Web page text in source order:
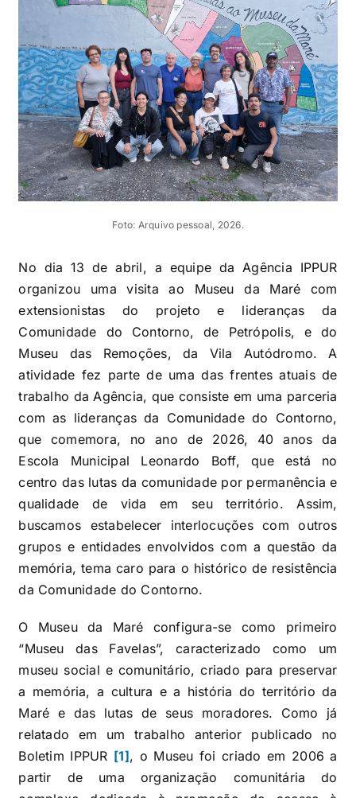
Foto: Arquivo pessoal, 2026.
No dia 13 de abril, a equipe da Agência IPPUR
organizou uma visita ao Museu da Maré com
extensionistas do projeto e lideranças da
Comunidade do Contorno, de Petrópolis, e do
Museu das Remoções, da Vila Autódromo. A
atividade fez parte de uma das frentes atuais de
trabalho da Agência, que consiste em uma parceria
com as lideranças da Comunidade do Contorno,
que comemora, no ano de 2026, 40 anos da
Escola Municipal Leonardo Boff, que está no
centro das lutas da comunidade por permanência e
qualidade de vida em seu território. Assim,
buscamos estabelecer interlocuções com outros
grupos e entidades envolvidos com a questão da
memória, tema caro para o histórico de resistência
da Comunidade do Contorno.
O Museu da Maré configura-se como primeiro
“Museu das Favelas”, caracterizado como um
museu social e comunitário, criado para preservar
a memória, a cultura e a história do território da
Maré e das lutas de seus moradores. Como já
relatado em um trabalho anterior publicado no
Boletim IPPUR [1], o Museu foi criado em 2006 a
partir de uma organização comunitária do